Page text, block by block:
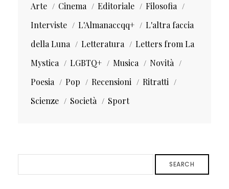
Arte
Cinema Editoriale
Filosofia
Interviste
L'Almanaccqq+
L'altra faccia
della Luna
Letteratura
Letters from La
Mystica
LGBTQ+ Musica
Novità
Poesia
Pop Recensioni
Ritratti
Scienze
Società Sport
SEARCH